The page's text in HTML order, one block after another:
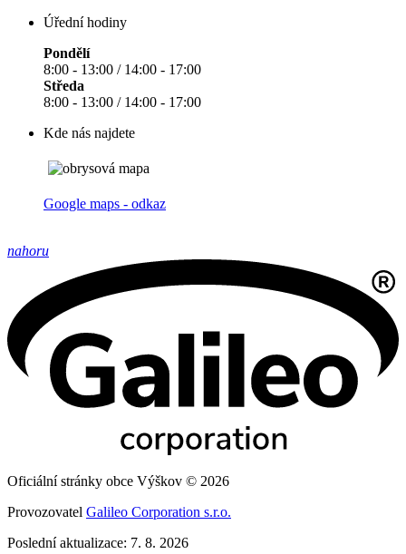
Úřední hodiny
Pondělí
8:00 - 13:00 / 14:00 - 17:00
Středa
8:00 - 13:00 / 14:00 - 17:00
Kde nás najdete
Google maps - odkaz
nahoru
Oficiální stránky obce Výškov © 2026
Provozovatel Galileo Corporation s.r.o.
Poslední aktualizace: 7. 8. 2026